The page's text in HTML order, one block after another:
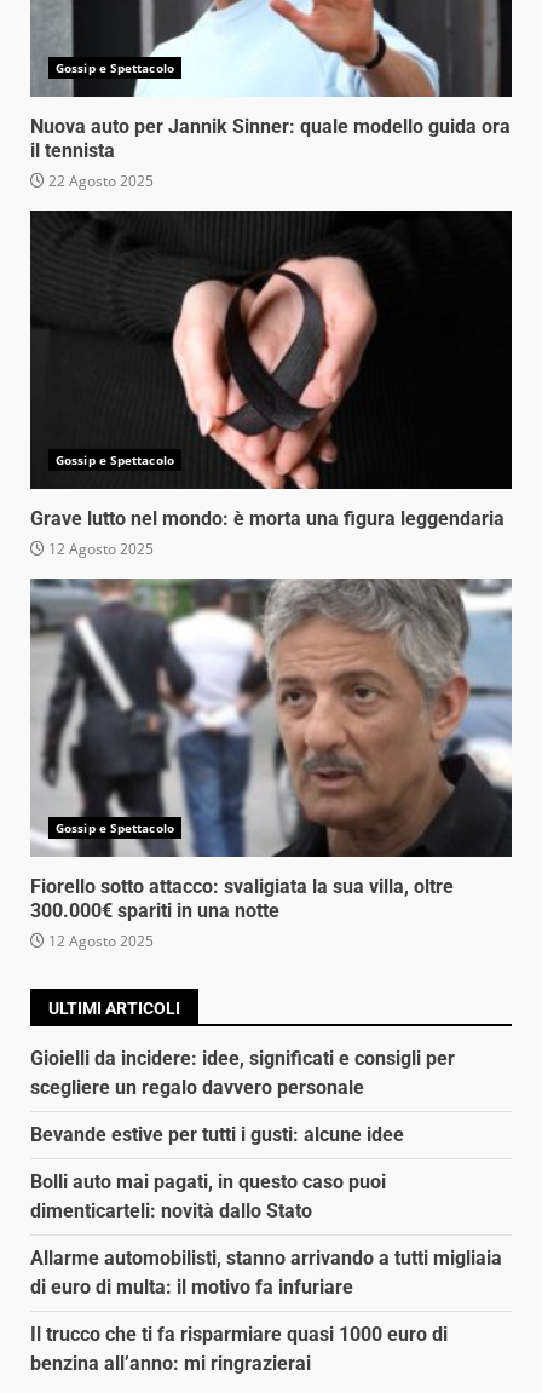
Gossip e Spettacolo
Nuova auto per Jannik Sinner: quale modello guida ora
il tennista
22 Agosto 2025
Gossip e Spettacolo
Grave lutto nel mondo: è morta una figura leggendaria
12 Agosto 2025
Gossip e Spettacolo
Fiorello sotto attacco: svaligiata la sua villa, oltre
300.000€ spariti in una notte
12 Agosto 2025
ULTIMI ARTICOLI
Gioielli da incidere: idee, significati e consigli per
scegliere un regalo davvero personale
Bevande estive per tutti i gusti: alcune idee
Bolli auto mai pagati, in questo caso puoi
dimenticarteli: novità dallo Stato
Allarme automobilisti, stanno arrivando a tutti migliaia
di euro di multa: il motivo fa infuriare
Il trucco che ti fa risparmiare quasi 1000 euro di
benzina all’anno: mi ringrazierai